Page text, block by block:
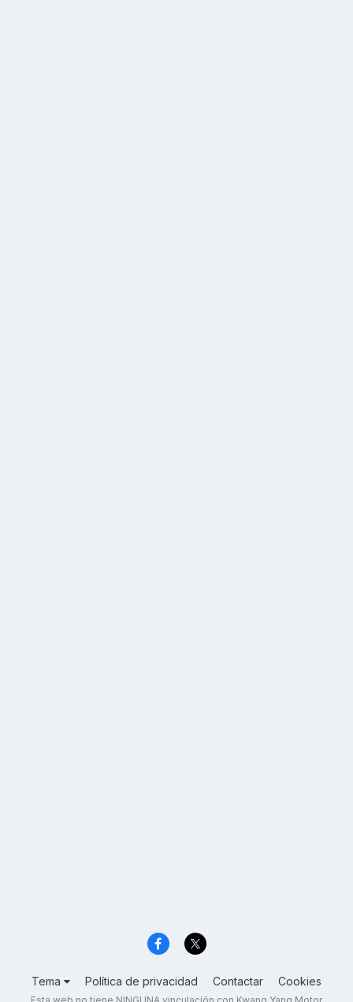
Tema Política de privacidad Contactar Cookies